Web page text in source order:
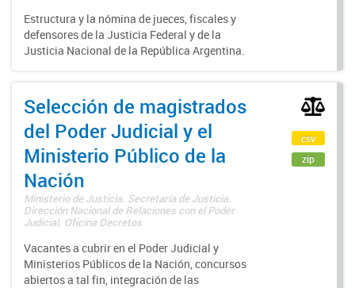
Estructura y la nómina de jueces, fiscales y
defensores de la Justicia Federal y de la
Justicia Nacional de la República Argentina.
Selección de magistrados
del Poder Judicial y el
Ministerio Público de la
Nación
Ministerio de Justicia. Secretaría de Justicia.
Dirección Nacional de Relaciones con el Poder
Judicial. Oficina Decretos
Vacantes a cubrir en el Poder Judicial y
Ministerios Públicos de la Nación, concursos
abiertos a tal fin, integración de las
csv
zip